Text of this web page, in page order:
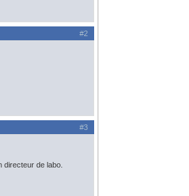
#2
#3
de labo.